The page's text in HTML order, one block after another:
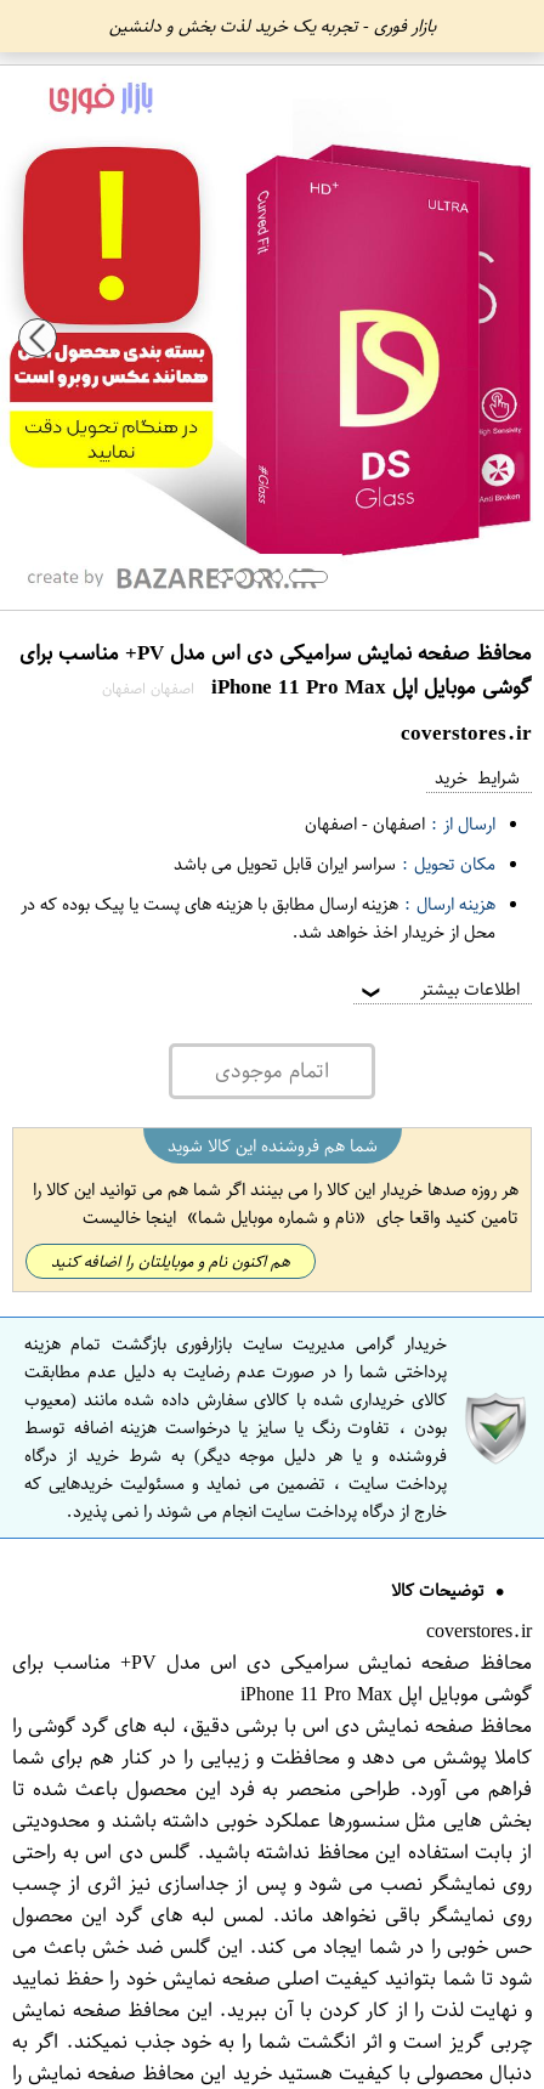
بازار فوری - تجربه یک خرید لذت بخش و دلنشین
محافظ صفحه نمایش سرامیکی دی اس مدل PV+ مناسب برای
گوشی موبایل اپل iPhone 11 Pro Max
اصفهان اصفهان
coverstores.ir
شرایط خرید
ارسال از : اصفهان-اصفهان
مکان تحویل : سراسر ایران قابل تحویل می باشد
هزینه ارسال : هزینه ارسال مطابق با هزینه های پست یا پیک بوده که در
محل از خریدار اخذ خواهد شد.
اطلاعات بیشتر ❯
اتمام موجودی
شما هم فروشنده این کالا شوید
هر روزه صدها خریدار این کالا را می بینند اگر شما هم می توانید این کالا را
تامین کنید واقعا جای
نام و شماره موبایل شما اینجا خالیست
هم اکنون نام و موبایلتان را اضافه کنید
خریدار گرامی مدیریت سایت بازارفوری بازگشت تمام هزینه
پرداختی شما را در صورت عدم رضایت به دلیل عدم مطابقت
کالای خریداری شده با کالای سفارش داده شده مانند (معیوب
بودن ، تفاوت رنگ یا سایز یا درخواست هزینه اضافه توسط
فروشنده و یا هر دلیل موجه دیگر) به شرط خرید از درگاه
پرداخت سایت ، تضمین می نماید و مسئولیت خریدهایی که
خارج از درگاه پرداخت سایت انجام می شوند را نمی پذیرد.
توضیحات کالا
coverstores.ir
محافظ صفحه نمایش سرامیکی دی اس مدل PV+ مناسب برای
گوشی موبایل اپل iPhone 11 Pro Max
محافظ صفحه نمایش دی اس با برشی دقیق، لبه های گرد گوشی را
کاملا پوشش می دهد و محافظت و زیبایی را در کنار هم برای شما
فراهم می آورد. طراحی منحصر به فرد این محصول باعث شده تا
بخش هایی مثل سنسورها عملکرد خوبی داشته باشند و محدودیتی
از بابت استفاده این محافظ نداشته باشید. گلس دی اس به راحتی
روی نمایشگر نصب می شود و پس از جداسازی نیز اثری از چسب
روی نمایشگر باقی نخواهد ماند. لمس لبه های گرد این محصول
حس خوبی را در شما ایجاد می کند. این گلس ضد خش باعث می
شود تا شما بتوانید کیفیت اصلی صفحه نمایش خود را حفظ نمایید
و نهایت لذت را از کار کردن با آن ببرید. این محافظ صفحه نمایش
چربی گریز است و اثر انگشت شما را به خود جذب نمیکند. اگر به
دنبال محصولی با کیفیت هستید خرید این محافظ صفحه نمایش را